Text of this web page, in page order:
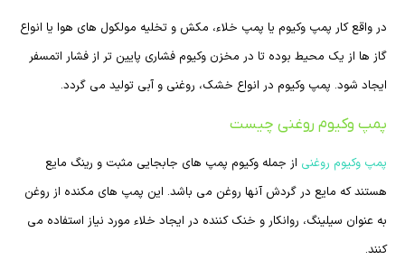
در واقع کار پمپ وکیوم یا پمپ خلاء، مکش و تخلیه مولکول های هوا یا انواع
گاز ها از یک محیط بوده تا در مخزن وکیوم فشاری پایین تر از فشار اتمسفر
ایجاد شود. پمپ وکیوم در انواع خشک، روغنی و آبی تولید می گردد.
پمپ وکیوم روغنی چیست
پمپ وکیوم روغنی از جمله وکیوم پمپ های جابجایی مثبت و رینگ مایع
هستند که مایع در گردش آنها روغن می باشد. این پمپ های مکنده از روغن
به عنوان سیلینگ، روانکار و خنک کننده در ایجاد خلاء مورد نیاز استفاده می
کنند.